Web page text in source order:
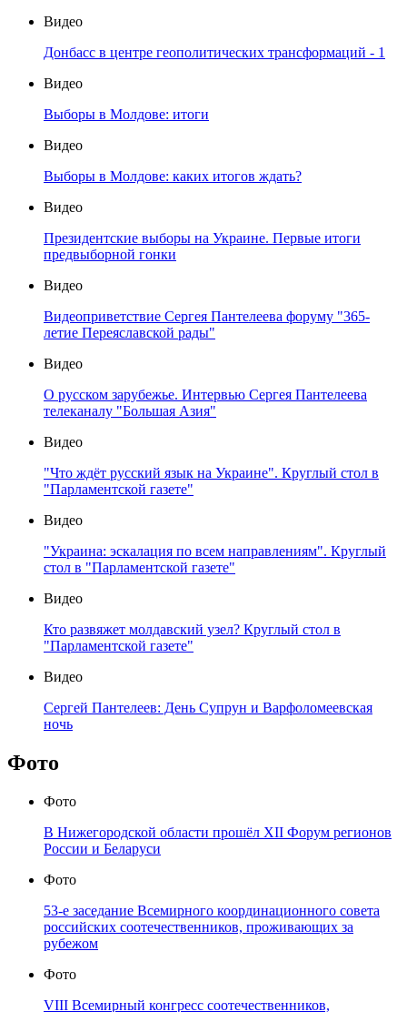
Видео
Донбасс в центре геополитических трансформаций - 1
Видео
Выборы в Молдове: итоги
Видео
Выборы в Молдове: каких итогов ждать?
Видео
Президентские выборы на Украине. Первые итоги
предвыборной гонки
Видео
Видеоприветствие Сергея Пантелеева форуму "365-
летие Переяславской рады"
Видео
О русском зарубежье. Интервью Сергея Пантелеева
телеканалу "Большая Азия"
Видео
"Что ждёт русский язык на Украине". Круглый стол в
"Парламентской газете"
Видео
"Украина: эскалация по всем направлениям". Круглый
стол в "Парламентской газете"
Видео
Кто развяжет молдавский узел? Круглый стол в
"Парламентской газете"
Видео
Сергей Пантелеев: День Супрун и Варфоломеевская
ночь
Фото
Фото
В Нижегородской области прошёл XII Форум регионов
России и Беларуси
Фото
53-е заседание Всемирного координационного совета
российских соотечественников, проживающих за
рубежом
Фото
VIII Всемирный конгресс соотечественников,